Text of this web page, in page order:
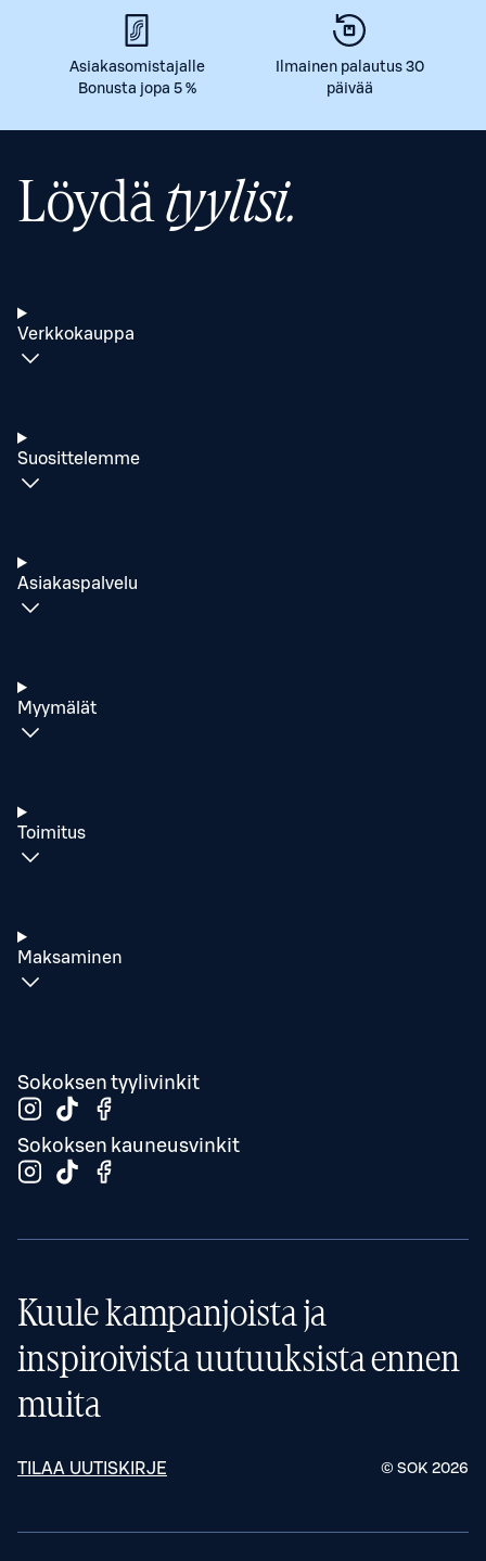
Asiakasomistajalle
Bonusta jopa 5 %
Ilmainen palautus 30
päivää
Löydätyylisi.
Verkkokauppa
Suosittelemme
Asiakaspalvelu
Myymälät
Toimitus
Maksaminen
Sokoksen tyylivinkit
Sokoksen kauneusvinkit
Kuule kampanjoista ja
inspiroivista uutuuksista ennen
muita
TILAA UUTISKIRJE © SOK 2026